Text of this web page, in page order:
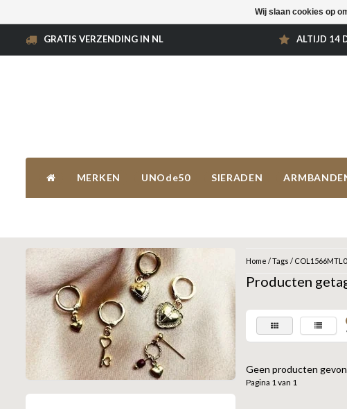
GRATIS VERZENDING IN NL ALTIJD 14
MERKEN UNOde50 SIERADEN
Home /Tags /
Producten
Geen producten
Pagina 1 van 1
Wij slaan cookies op